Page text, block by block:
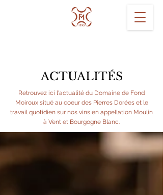
ACTUALITÉS
Retrouvez ici l'actualité du Domaine de Fond
Moiroux situé au coeur des Pierres Dorées et le
travail quotidien sur nos vins en appellation Moulin
à Vent et Bourgogne Blanc.